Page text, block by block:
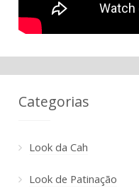
Categorias
Look da Cah
Look de Patinação